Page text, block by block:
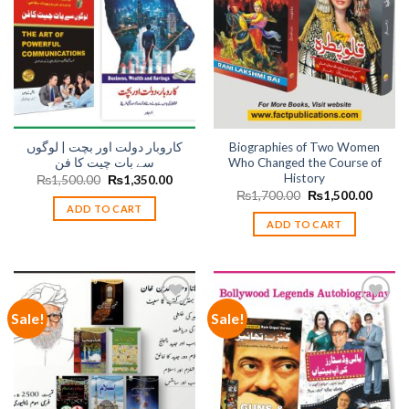
کاروبار دولت اور بچت | لوگوں
سے بات چیت کا فن
₨1,500.00 Original
price
was:
₨1,500.00.
₨1,350.00Current
ADD TO CART
Biographies of Two Women
Who Changed the Course of
History
₨1,700.00 Original
price
was:
₨1,700.00.
₨1,500.00
ADD TO CART
Sale!
Add to
wishlist
Sale!
Add to
wishlist